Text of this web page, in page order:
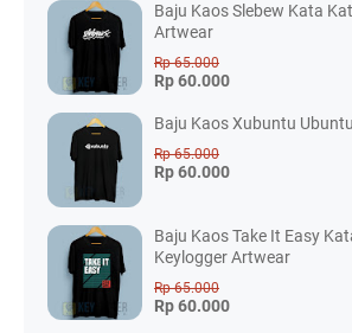
Baju Kaos Slebew Kata
Artwear
Rp 65.000
Rp 60.000
Baju Kaos Xubuntu
Rp 65.000
Rp 60.000
Baju Kaos Take It Easy
Keylogger Artwear
Rp 65.000
Rp 60.000